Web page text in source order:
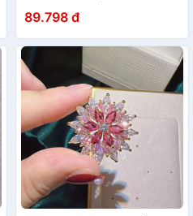
Quốc độc đáo sang trọng
cho nữ
89.798 đ